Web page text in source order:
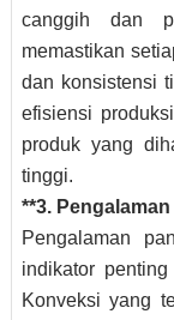
canggih dan
memastikan
dan konsistensi
efisiensi
produk yang
tinggi.
**3.
Pengalaman
indikator
Konveksi yang